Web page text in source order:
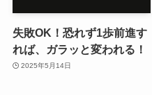
失敗OK！恐れず1歩前進す
れば、ガラッと変われる！
2025年5月14日